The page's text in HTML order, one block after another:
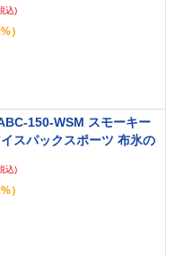
込)
%）
150-WSM スモーキー
スパックスポーツ 布氷の
込)
%）